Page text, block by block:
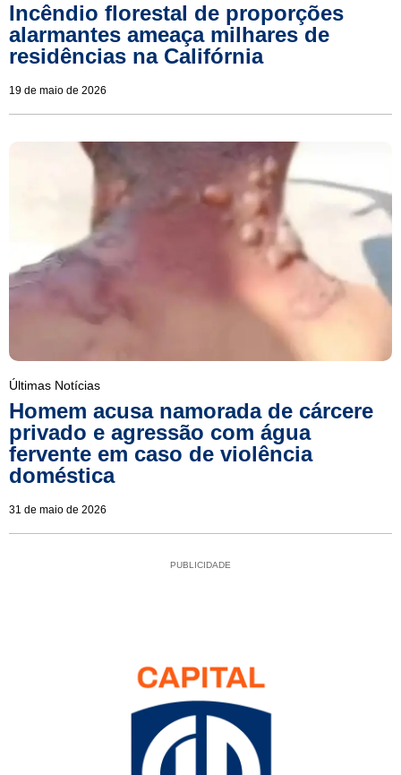
Incêndio florestal de proporções
alarmantes ameaça milhares de
residências na Califórnia
19 de maio de 2026
Últimas Notícias
Homem acusa namorada de cárcere
privado e agressão com água
fervente em caso de violência
doméstica
31 de maio de 2026
PUBLICIDADE